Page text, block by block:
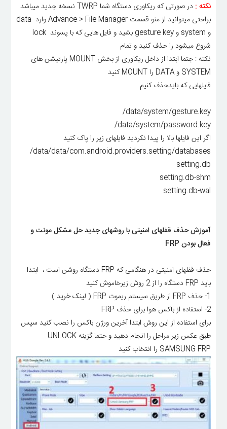
نکته :
در صورتی که ریکاوری دستگاه شما TWRP نسخه جدید میباشد
براحتی میتوانید از منو قسمت Advance > File Manager وارد data
و system و gesture key بشید و فایل هایی که با پسوند lock
شروع میشود را حذف کنید و تمام
نکته : جتما ابتدا از داخل ریکاوری از بخش MOUNT پارتیشن های
SYSTEM و DATA را MOUNT کنید
فایلهایی که بایدحذف کنیم
data/system/gesture.key/
data/system/password.key/
اگر این فایلها بالا را پیدا نکردید فایلهای زیر را پاک کنید
data/data/com.android.providers.setting/databases/
setting.db
setting.db-shm
setting.db-wal
آموزش حذف قفلهای امنیتی با روشهای جدید حل مشکل مونت و
فعال بودن FRP
حذف قفلهای امنیتی در هنگامی که FRP دستگاه روشن است ، ابتدا
باید FRP دستگاه را از 2 روش زیرخاموش کنید
1- حذف FRP از طریق سیستم ریموت FRP
( لینک خرید )
2- استفاده از باکس هوا برای حذف FRP
برای استفاده از این روش ابتدا آخرین ورژن باکس را نصب کنید سپس
طبق عکس زیر مراحل را انجام دهید و حتما گزینه UNLOCK
SAMSUNG FRP را انتخاب کنید